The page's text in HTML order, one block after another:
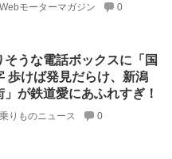
Webモーターマガジン 0
そうな電話ボックスに「国
歩けば発見だらけ、新潟
」が鉄道愛にあふれすぎ！
乗りものニュース 0